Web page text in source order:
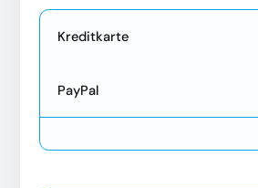
Kreditkarte
PayPal